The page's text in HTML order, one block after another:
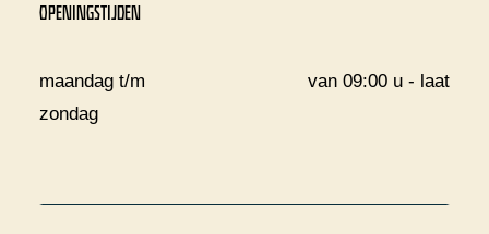
OPENINGSTIJDEN
maandag t/m
zondag
van 09:00 u - laat